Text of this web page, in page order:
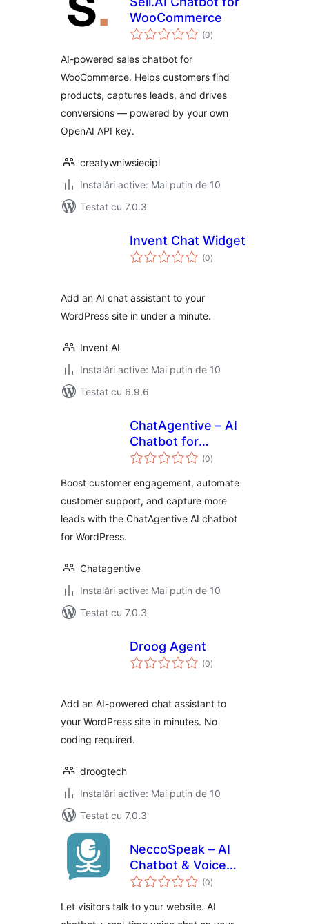
WooCommerce
(0total
aprecieri
)
AI-powered sales chatbot for
WooCommerce. Helps customers find
products, captures leads, and drives
conversions — powered by your own
OpenAI API key.
creatywniwsiecipl
Instalări active: Mai puțin de 10
Testat cu 7.0.3
Invent Chat Widget
(0total
aprecieri
)
Add an AI chat assistant to your
WordPress site in under a minute.
Invent AI
Instalări active: Mai puțin de 10
Testat cu 6.9.6
ChatAgentive – AI
Chatbot for
Customer Support
(0total
aprecieri
)
Boost customer engagement, automate
customer support, and capture more
leads with the ChatAgentive AI chatbot
for WordPress.
Chatagentive
Instalări active: Mai puțin de 10
Testat cu 7.0.3
Droog Agent
(0total
aprecieri
)
Add an AI-powered chat assistant to
your WordPress site in minutes. No
coding required.
droogtech
Instalări active: Mai puțin de 10
Testat cu 7.0.3
NeccoSpeak – AI
Chatbot & Voice
Chat
(0total
aprecieri
)
Let visitors talk to your website. AI